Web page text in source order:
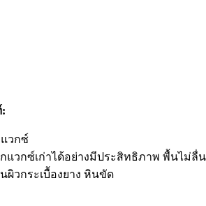
วกซ์
แวกซ์เก่าได้อย่างมีประสิทธิภาพ พื้นไม่ลื่
ผิวกระเบื้องยาง หินขัด